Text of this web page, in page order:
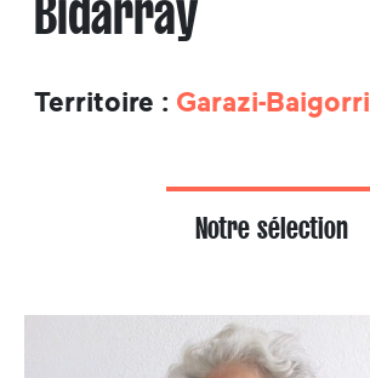
Bidarray
Territoire : Garazi-Baigorri
Notre sélection